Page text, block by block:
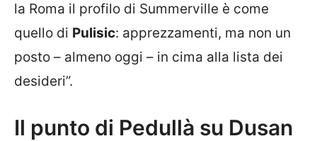
la Roma il profilo di Summerville è come
quello di Pulisic: apprezzamenti, ma non un
posto – almeno oggi – in cima alla lista dei
desideri”.
Il punto di Pedullà su Dusan